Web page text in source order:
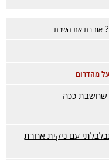
אוהבת את השבת
מהדרום
שחשבת ככה
עם ניקית אחרת